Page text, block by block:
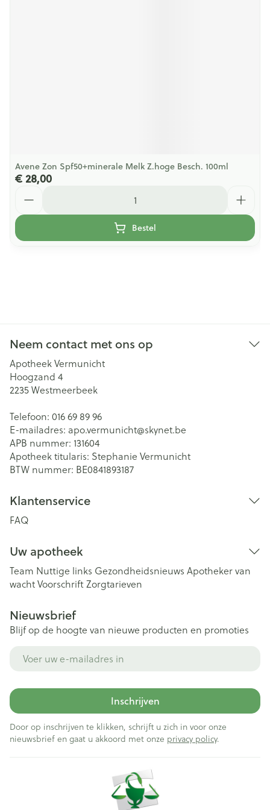
Avene Zon Spf50+minerale Melk Z.hoge Besch. 100ml
€ 28,00
Bestel
Neem contact met ons op
Apotheek Vermunicht
Hoogzand 4
2235Westmeerbeek
Telefoon: 016 69 89 96
E-mailadres: apo.vermunicht@skynet.be
APB nummer: 131604
Apotheek titularis: Stephanie Vermunicht
BTW nummer: BE0841893187
Klantenservice
FAQ
Uw apotheek
Team Nuttige links Gezondheidsnieuws Apotheker van
wachtVoorschriftZorgtarieven
Nieuwsbrief
Blijf op de hoogte van nieuwe producten en promoties
Inschrijven
Door op inschrijven te klikken, schrijft u zich in voor onze
nieuwsbrief en gaat u akkoord met onze privacy policy.